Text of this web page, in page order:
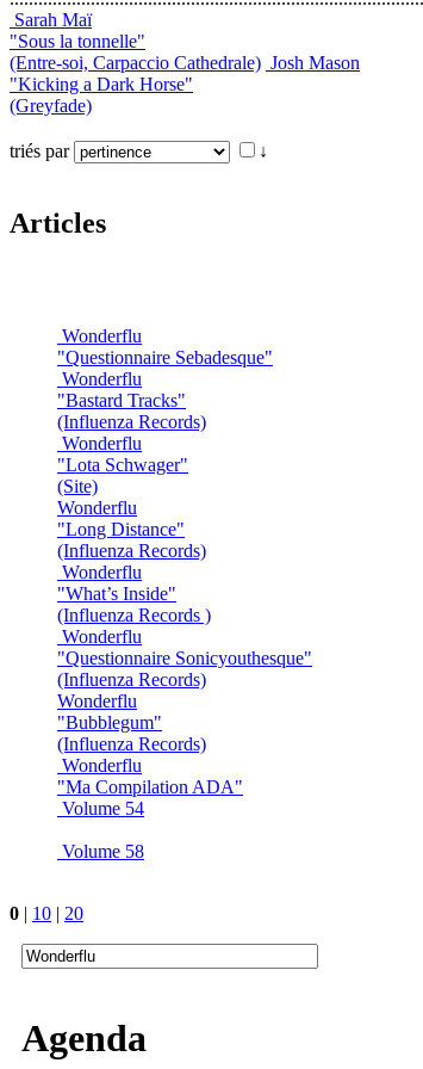
Sarah Maï
"Sous la tonnelle"
(Entre-soi, Carpaccio Cathedrale) Josh Mason
"Kicking a Dark Horse"
(Greyfade)
triés par ↓
Articles
Wonderflu
"Questionnaire Sebadesque"
Wonderflu
"Bastard Tracks"
(Influenza Records)
Wonderflu
"Lota Schwager"
(Site)
Wonderflu
"Long Distance"
(Influenza Records)
Wonderflu
"What’s Inside"
(Influenza Records )
Wonderflu
"Questionnaire Sonicyouthesque"
(Influenza Records)
Wonderflu
"Bubblegum"
(Influenza Records)
Wonderflu
"Ma Compilation ADA"
Volume 54
Volume 58
0 | 10 | 20
Agenda